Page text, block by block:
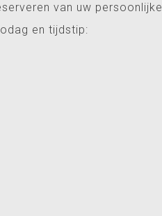
van uw persoonlijke
en tijdstip: